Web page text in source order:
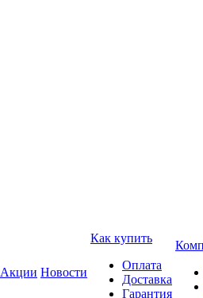
Акции Новости
Как купить
Оплата
Доставка
Гарантия